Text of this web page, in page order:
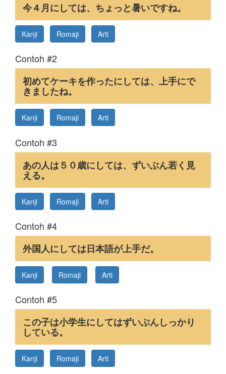
今４月にしては、ちょっと暑いですね。
Kanji Romaji Arti
Contoh #2
初めてケーキを作ったにしては、上手にで
きましたね。
Kanji Romaji Arti
Contoh #3
あの人は５０歳にしては、ずいぶん若く見
える。
Kanji Romaji Arti
Contoh #4
外国人にしては日本語が上手だ。
Kanji Romaji Arti
Contoh #5
この子は小学生にしてはずいぶんしっかり
している。
Kanji Romaji Arti